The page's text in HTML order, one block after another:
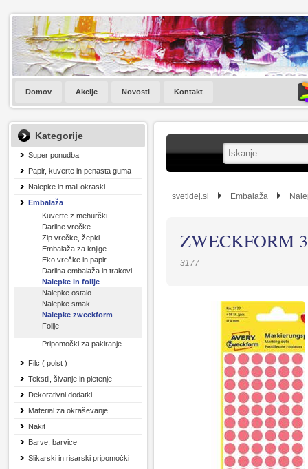
Domov Akcije Novosti Kontakt
Kategorije
Super ponudba
Papir, kuverte in penasta guma
Nalepke in mali okraski
Embalaža
Kuverte z mehurčki
Darilne vrečke
Zip vrečke, žepki
Embalaža za knjige
Eko vrečke in papir
Darilna embalaža in trakovi
Nalepke in folije
Nalepke ostalo
Nalepke smak
Nalepke zweckform
Folije
Pripomočki za pakiranje
Filc ( polst )
Tekstil, šivanje in pletenje
Dekorativni dodatki
Material za okraševanje
Nakit
Barve, barvice
Slikarski in risarski pripomočki
svetidej.si Embalaža
ZWECKFORM
3177